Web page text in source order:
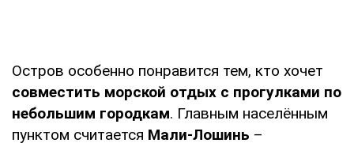
Остров особенно понравится тем, кто хочет
совместить морской отдых с прогулками по
небольшим городкам. Главным населённым
пунктом считается Мали-Лошинь –